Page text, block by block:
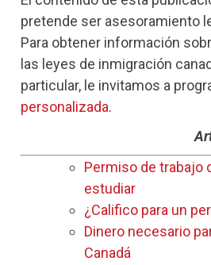
pretende ser asesoramiento
Para obtener información
las leyes de inmigración
particular, le invitamos a
personalizada.
Permiso de trabajo
estudiar
¿Califico para un
Dinero necesario
Canadá